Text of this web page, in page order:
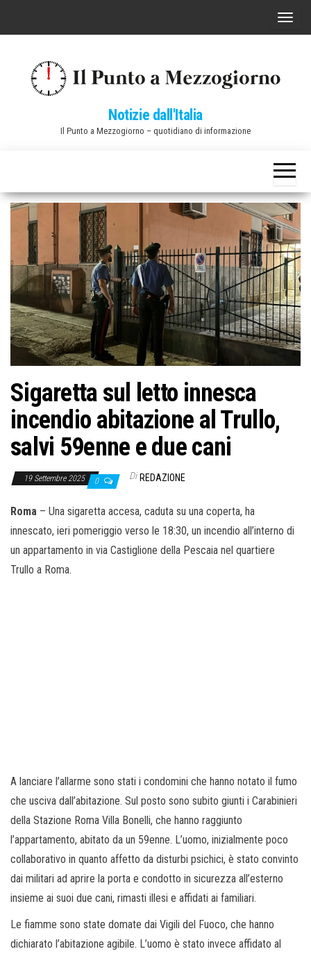
C
a
v
i
g
a
z
i
o
n
e
Notizie dall'Italia
Il Punto a Mezzogiorno – quotidiano di informazione
Sigaretta sul letto innesca
incendio abitazione al Trullo,
salvi 59enne e due cani
19 Settembre 2025 0 Di REDAZIONE
Roma – Una sigaretta accesa, caduta su una coperta, ha
innescato, ieri pomeriggio verso le 18:30, un incendio all’interno di
un appartamento in via Castiglione della Pescaia nel quartiere
Trullo a Roma.
A lanciare l’allarme sono stati i condomini che hanno notato il fumo
che usciva dall’abitazione. Sul posto sono subito giunti i Carabinieri
della Stazione Roma Villa Bonelli, che hanno raggiunto
l’appartamento, abitato da un 59enne. L’uomo, inizialmente poco
collaborativo in quanto affetto da disturbi psichici, è stato convinto
dai militari ad aprire la porta e condotto in sicurezza all’esterno
insieme ai suoi due cani, rimasti illesi e affidati ai familiari.
Le fiamme sono state domate dai Vigili del Fuoco, che hanno
dichiarato l’abitazione agibile. L’uomo è stato invece affidato al